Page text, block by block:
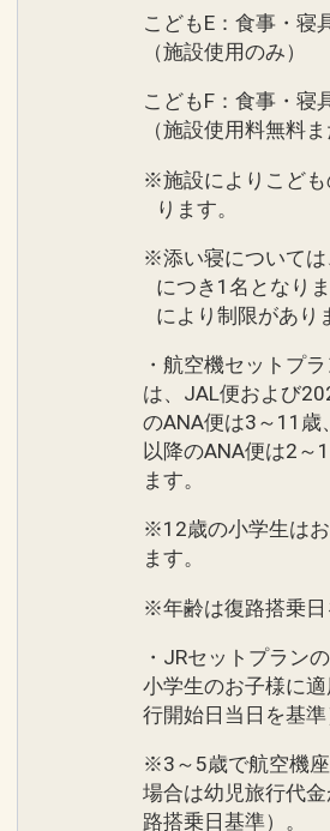
こどもE：食事・寝
（施設使用のみ）
こどもF：食事・寝
（施設使用料無料
※施設によりこど
ります。
※添い寝については
につき1名となり
により制限があり
・航空機セットプ
は、JAL便および
のANA便は3～11歳
以降のANA便は2～
ます。
※12歳の小学生は
ます。
※年齢は復路搭乗日
・JRセットプラン
小学生のお子様に
行開始日当日を基準
※3～5歳で航空機
場合は幼児旅行代
路搭乗日基準）。